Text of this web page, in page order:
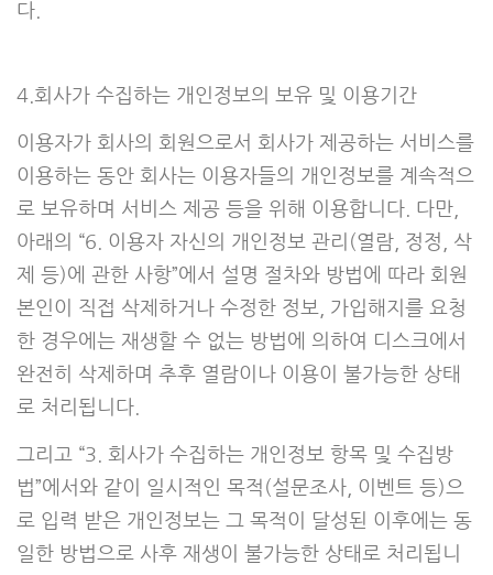
다.
4.회사가 수집하는 개인정보의 보유 및 이용기간
이용자가 회사의 회원으로서 회사가 제공하는 서비스를
이용하는 동안 회사는 이용자들의 개인정보를 계속적으
로 보유하며 서비스 제공 등을 위해 이용합니다. 다만,
아래의 “6. 이용자 자신의 개인정보 관리(열람, 정정, 삭
제 등)에 관한 사항”에서 설명 절차와 방법에 따라 회원
본인이 직접 삭제하거나 수정한 정보, 가입해지를 요청
한 경우에는 재생할 수 없는 방법에 의하여 디스크에서
완전히 삭제하며 추후 열람이나 이용이 불가능한 상태
로 처리됩니다.
그리고 “3. 회사가 수집하는 개인정보 항목 및 수집방
법”에서와 같이 일시적인 목적(설문조사, 이벤트 등)으
로 입력 받은 개인정보는 그 목적이 달성된 이후에는 동
일한 방법으로 사후 재생이 불가능한 상태로 처리됩니